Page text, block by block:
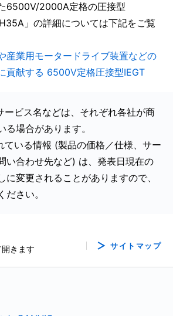
6500V/2000A定格の圧接型
」の詳細については下記をご覧
産業用モータードライブ装置などの
貢献する 6500V定格圧接型IEGT
ービス名などは、それぞれ各社が商
場合があります。
ている情報 (製品の価格／仕様、サー
い合わせ先など) は、発表日現在の
に変更されることがありますので、
さい。
きます サイトマップ